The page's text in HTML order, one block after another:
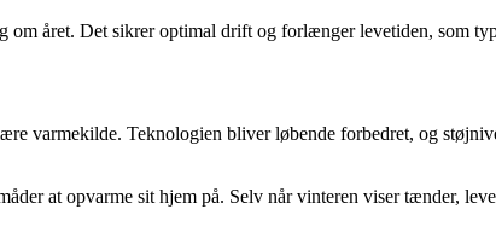
året. Det sikrer optimal drift og forlænger levetiden, som
varmekilde. Teknologien bliver løbende forbedret, og
at opvarme sit hjem på. Selv når vinteren viser tænder,